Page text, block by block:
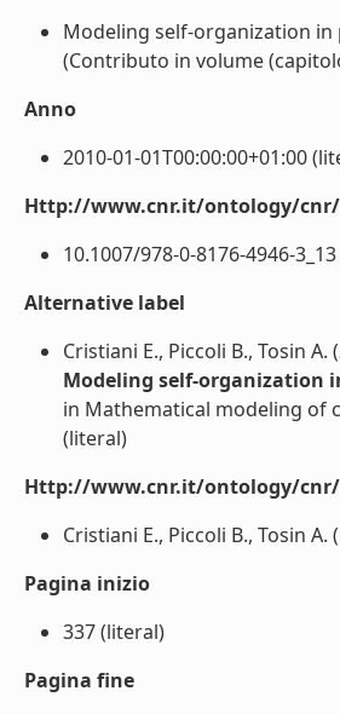
Modeling self-organization
(Contributo in volume
Anno
2010-01-01T00:00:00+01:00
Http://www.cnr.it/ontology/
10.1007/978-0-8176-4946-
Alternative label
Cristiani E., Piccoli B., Tosin A.
Modeling self-organization
in Mathematical modeling of
(literal)
Http://www.cnr.it/ontology/
Cristiani E., Piccoli B., Tosin A.
Pagina inizio
337 (literal)
Pagina fine